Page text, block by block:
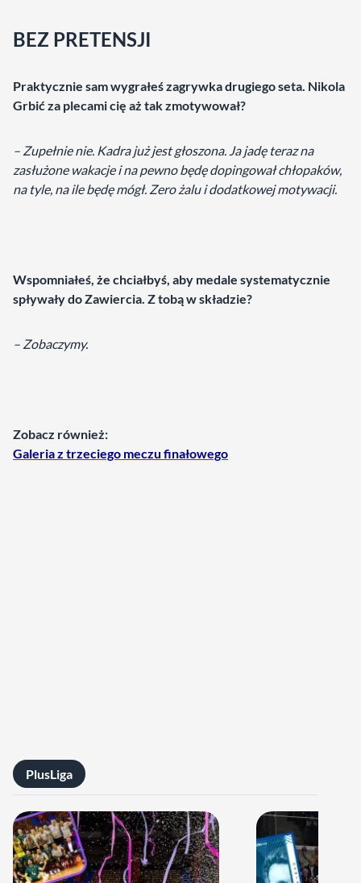
BEZ PRETENSJI
Praktycznie sam wygrałeś zagrywka drugiego seta. Nikola
Grbić za plecami cię aż tak zmotywował?
– Zupełnie nie. Kadra już jest głoszona. Ja jadę teraz na
zasłużone wakacje i na pewno będę dopingował chłopaków,
na tyle, na ile będę mógł. Zero żalu i dodatkowej motywacji.
Wspomniałeś, że chciałbyś, aby medale systematycznie
spływały do Zawiercia. Z tobą w składzie?
– Zobaczymy.
Zobacz również:
Galeria z trzeciego meczu finałowego
PlusLiga